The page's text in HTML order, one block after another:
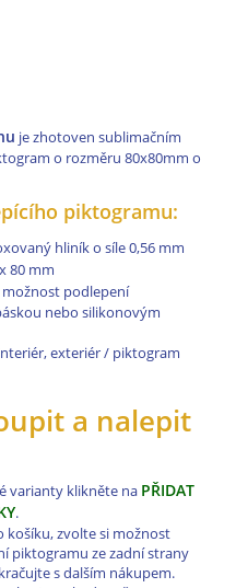
je zhotoven sublimačním
o rozměru 80x80mm o
piktogramu:
hliník o síle 0,56 mm
80 mm
možnost podlepení
nebo silikonovým
exteriér / piktogram
a nalepit
varianty klikněte na PŘIDAT
.
košíku, zvolte si možnost
piktogramu ze zadní strany
s dalším nákupem.